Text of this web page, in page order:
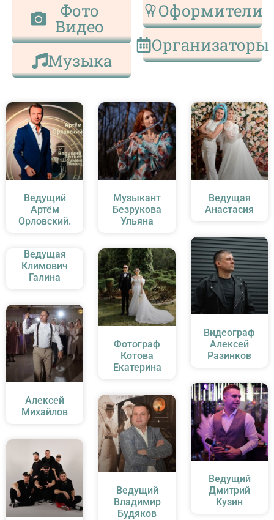
Фото
Видео
Музыка
Оформители
Организаторы
Ведущий
Артём
Орловский.
Музыкант
Безрукова
Ульяна
Ведущая
Анастасия
Ведущая
Климович
Галина
Фотограф
Котова
Екатерина
Видеограф
Алексей
Разинков
Алексей
Михайлов
Ведущий
Владимир
Будяков
Ведущий
Дмитрий
Кузин